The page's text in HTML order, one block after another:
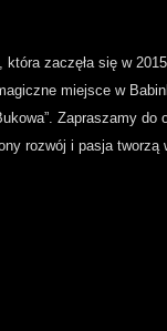
zaczęła się w
miejsce w
Zapraszamy do
rozwój i pasja tworzą